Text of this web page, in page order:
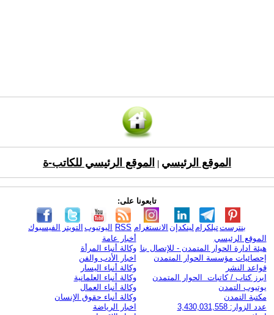
الموقع الرئيسي الموقع الرئيسي للكاتب-ة
تابعونا على:
الفيسبوك التويتر اليوتيوب RSS الانستغرام لينكدإن تيلكرامبنترست
الموقع الرئيسي
هيئة ادارة الحوار المتمدن - للإتصال بنا
إحصائيات مؤسسة الحوار المتمدن
قواعد النشر
ابرز كتاب / كاتبات الحوار المتمدن
يوتيوب التمدن
مكتبة التمدن
عدد الزوار: 3,430,031,558
أخبار عامة
وكالة أنباء المرأة
اخبار الأدب والفن
وكالة أنباء اليسار
وكالة أنباء العلمانية
وكالة أنباء العمال
وكالة أنباء حقوق الإنسان
اخبار الرياضة